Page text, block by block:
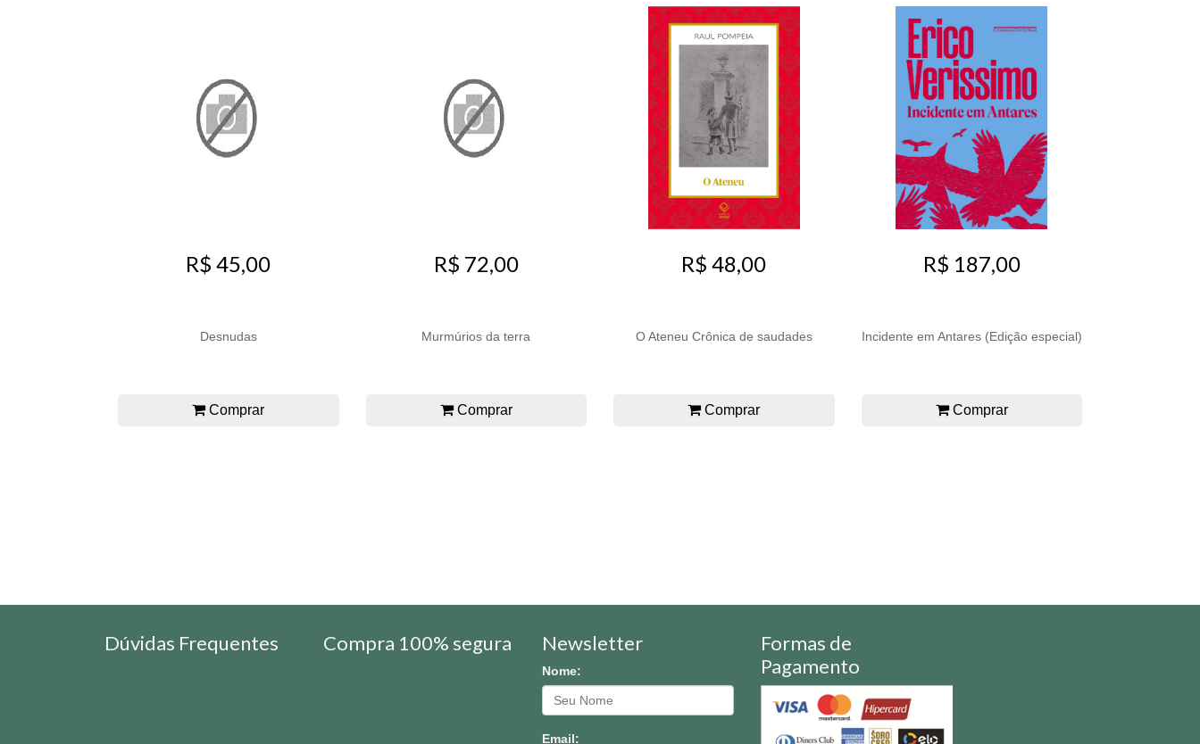
R$ 45,00
Desnudas
Comprar
R$ 72,00
Murmúrios da terra
Comprar
R$ 48,00
O Ateneu Crônica de saudades
Comprar
R$ 187,00
Incidente em Antares (Edição especial)
Comprar
Dúvidas Frequentes Compra 100% segura Newsletter
Nome:
Email:
Formas de
Pagamento